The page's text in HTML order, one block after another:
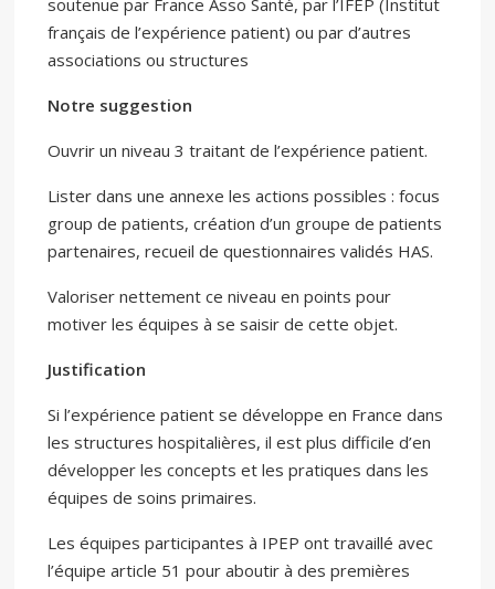
soutenue par France Asso Santé, par l’IFEP (Institut
français de l’expérience patient) ou par d’autres
associations ou structures
Notre suggestion
Ouvrir un niveau 3 traitant de l’expérience patient.
Lister dans une annexe les actions possibles : focus
group de patients, création d’un groupe de patients
partenaires, recueil de questionnaires validés HAS.
Valoriser nettement ce niveau en points pour
motiver les équipes à se saisir de cette objet.
Justification
Si l’expérience patient se développe en France dans
les structures hospitalières, il est plus difficile d’en
développer les concepts et les pratiques dans les
équipes de soins primaires.
Les équipes participantes à IPEP ont travaillé avec
l’équipe article 51 pour aboutir à des premières